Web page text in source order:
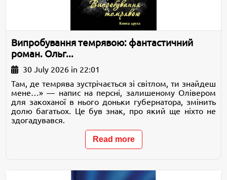
Випробування темрявою: фантастичний
роман. Ольг...
30 July 2026 in 22:01
Там, де темрява зустрічається зі світлом, ти знайдеш
мене…» — напис на персні, залишеному Олівером
для закоханої в нього доньки губернатора, змінить
долю багатьох. Це був знак, про який ще ніхто не
здогадувався.
Read more